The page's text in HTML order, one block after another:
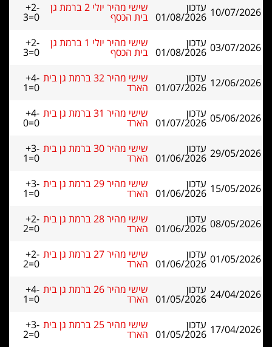
10/07/2026 עדכון
01/08/2026
שישי מהיר יולי 2 ברמת גן
בית הכסף
+2-
3=0
03/07/2026 עדכון
01/08/2026
שישי מהיר יולי 1 ברמת גן
בית הכסף
+2-
3=0
12/06/2026 עדכון
01/07/2026
שישי מהיר 32 ברמת גן בית
הארד
+4-
1=0
05/06/2026 עדכון
01/07/2026
שישי מהיר 31 ברמת גן בית
הארד
+4-
0=0
29/05/2026 עדכון
01/06/2026
שישי מהיר 30 ברמת גן בית
הארד
+3-
1=0
15/05/2026 עדכון
01/06/2026
שישי מהיר 29 ברמת גן בית
הארד
+3-
1=0
08/05/2026 עדכון
01/06/2026
שישי מהיר 28 ברמת גן בית
הארד
+2-
2=0
01/05/2026 עדכון
01/06/2026
שישי מהיר 27 ברמת גן בית
הארד
+2-
2=0
24/04/2026 עדכון
01/05/2026
שישי מהיר 26 ברמת גן בית
הארד
+4-
1=0
17/04/2026 עדכון
01/05/2026
שישי מהיר 25 ברמת גן בית
הארד
+3-
2=0